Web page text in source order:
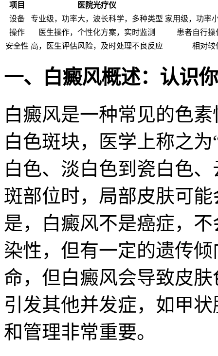
项目
医院光疗仪
设备
专业级，功率大，波长科学，多种类型 家用级，功率
操作
医生操作，个性化方案，实时监测
患者自行
安全性 高，医生评估风险，及时处理不良反应 相对较
一、白癜风概述：认识
白癜风是一种常见的色
白色斑块，医学上称之
白色、淡白色到瓷白色
斑部位时，局部皮肤可
是，白癜风不是癌症，
染性，但有一定的遗传
命，但白癜风会导致皮
引发其他并发症，如甲
和管理非常重要。